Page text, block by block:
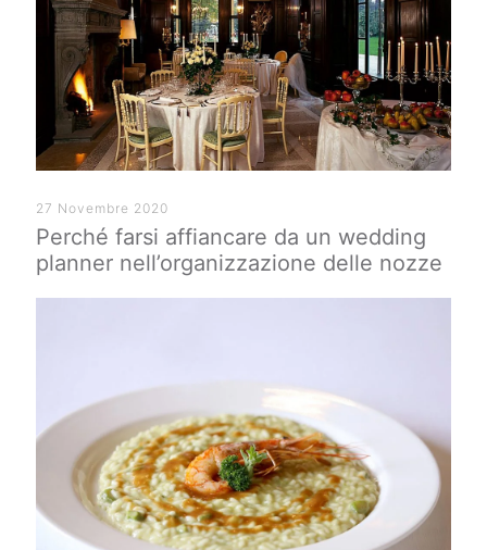
27 Novembre 2020
Perché farsi affiancare da un wedding
planner nell’organizzazione delle nozze